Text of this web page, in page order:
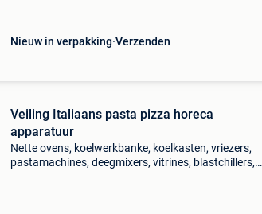
Nieuw in verpakking Verzenden
Veiling Italiaans pasta pizza horeca
apparatuur
Nette ovens, koelwerkbanke, koelkasten, vriezers,
pastamachines, deegmixers, vitrines, blastchillers,